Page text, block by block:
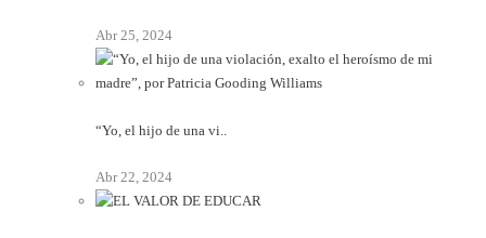
Abr 25, 2024
“Yo, el hijo de una vi..
Abr 22, 2024